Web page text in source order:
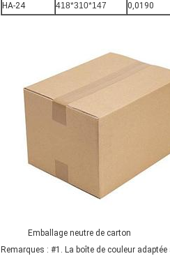
HA-24
418*310*147 0,0190
Emballage neutre de
Remarques : #1. La boîte de couleur